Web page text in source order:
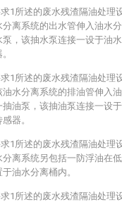
1所述的废水残渣隔油处理
分离系统的出水管伸入油水
泵，该抽水泵连接一设于油
1所述的废水残渣隔油处理
油水分离系统的排油管伸入
抽油泵，该抽油泵连接一设
器。
1所述的废水残渣隔油处理
分离系统另包括一防浮油在
油水分离桶内。
1所述的废水残渣隔油处理